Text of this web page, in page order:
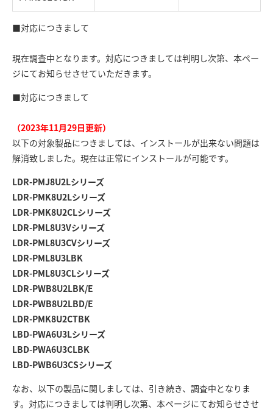
■対応につきまして
現在調査中となります。対応につきましては判明し次第、本ペー
ジにてお知らせさせていただきます。
■対応につきまして
（2023年11月29日更新）
以下の対象製品につきましては、インストールが出来ない問題は
解消致しました。現在は正常にインストールが可能です。
LDR-PMJ8U2Lシリーズ
LDR-PMK8U2Lシリーズ
LDR-PMK8U2CLシリーズ
LDR-PML8U3Vシリーズ
LDR-PML8U3CVシリーズ
LDR-PML8U3LBK
LDR-PML8U3CLシリーズ
LDR-PWB8U2LBK/E
LDR-PWB8U2LBD/E
LDR-PMK8U2CTBK
LBD-PWA6U3Lシリーズ
LBD-PWA6U3CLBK
LBD-PWB6U3CSシリーズ
なお、以下の製品に関しましては、引き続き、調査中となりま
す。対応につきましては判明し次第、本ページにてお知らせさせ